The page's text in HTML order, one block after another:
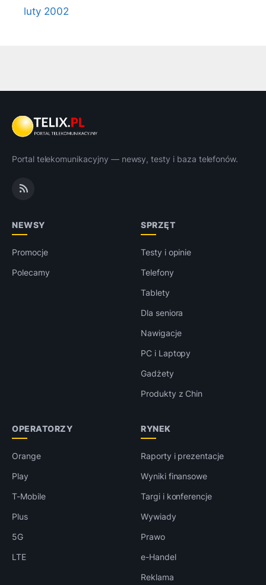
luty 2002
Portal telekomunikacyjny — newsy, testy i baza telefonów.
NEWSY
Promocje
Polecamy
SPRZĘT
Testy i opinie
Telefony
Tablety
Dla seniora
Nawigacje
PC i Laptopy
Gadżety
Produkty z Chin
OPERATORZY
Orange
Play
T-Mobile
Plus
5G
LTE
RYNEK
Raporty i prezentacje
Wyniki finansowe
Targi i konferencje
Wywiady
Prawo
e-Handel
Reklama